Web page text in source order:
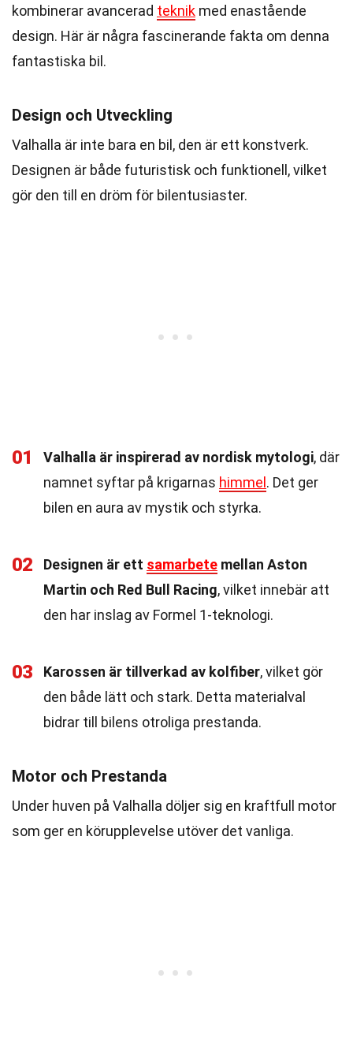
kombinerar avancerad teknik med enastående
design. Här är några fascinerande fakta om denna
fantastiska bil.
Design och Utveckling
Valhalla är inte bara en bil, den är ett konstverk.
Designen är både futuristisk och funktionell, vilket
gör den till en dröm för bilentusiaster.
01 Valhalla är inspirerad av nordisk mytologi, där
namnet syftar på krigarnas himmel . Det ger
bilen en aura av mystik och styrka.
02 Designen är ett samarbete mellan Aston
Martin och Red Bull Racing, vilket innebär att
den har inslag av Formel 1-teknologi.
03 Karossen är tillverkad av kolfiber, vilket gör
den både lätt och stark. Detta materialval
bidrar till bilens otroliga prestanda.
Motor och Prestanda
Under huven på Valhalla döljer sig en kraftfull motor
som ger en körupplevelse utöver det vanliga.